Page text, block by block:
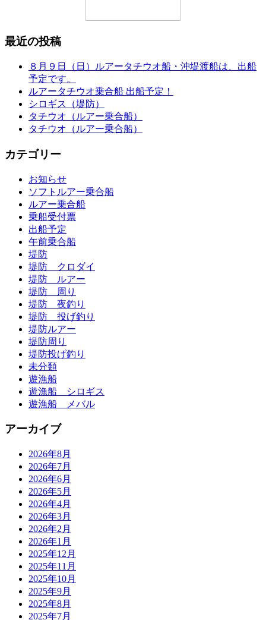
最近の投稿
８月９日（日）ルアータチウオ船・沖堤渡船は、出船
予定です。
ルアータチウオ乗合船 出船予定！
シロギス（堤防）
タチウオ（ルアー乗合船）
タチウオ（ルアー乗合船）
カテゴリー
お知らせ
ソフトルアー乗合船
ルアー乗合船
乗船受付票
出船予定
午前乗合船
堤防
堤防 クロダイ
堤防 ルアー
堤防 周り
堤防 夜釣り
堤防 投げ釣り
堤防ルアー
堤防周り
堤防投げ釣り
未分類
遊漁船
遊漁船 シロギス
遊漁船 メバル
アーカイブ
2026年8月
2026年7月
2026年6月
2026年5月
2026年4月
2026年3月
2026年2月
2026年1月
2025年12月
2025年11月
2025年10月
2025年9月
2025年8月
2025年7月